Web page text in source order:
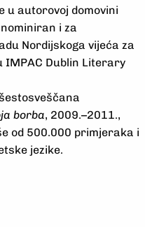
u autorovoj domovini
i za
Nordijskoga vijeća za
IMPAC Dublin Literary
borba, 2009.–2011.,
od 500.000 primjeraka i
jezike.